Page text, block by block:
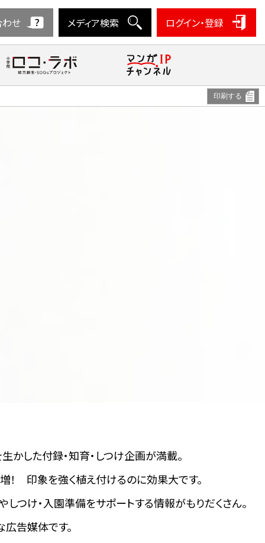
わせ メディア検索 ログイン・登録
かした付録・知育・しつけ企画が満載。
！ 印象を強く植え付けるのに効果大です。
しつけ・入園準備をサポートする情報がもりだくさん。
告媒体です。